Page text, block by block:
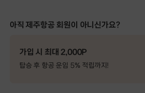
아직 제주항공 회원이 아니신가요?
가입 시 최대 2,000P
탑승 후 항공 운임 5% 적립까지!